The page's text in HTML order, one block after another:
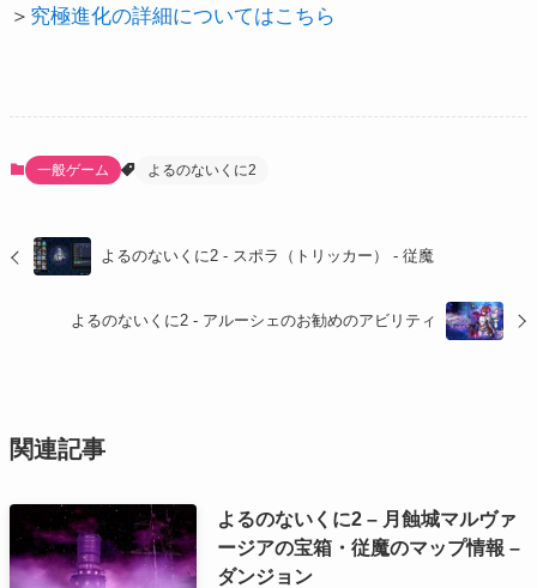
＞ 究極進化の詳細についてはこちら
一般ゲーム よるのないくに2
よるのないくに2 - スポラ（トリッカー） - 従魔
よるのないくに2 - アルーシェのお勧めのアビリティ
関連記事
よるのないくに2 – 月蝕城マルヴァ
ージアの宝箱・従魔のマップ情報 –
ダンジョン